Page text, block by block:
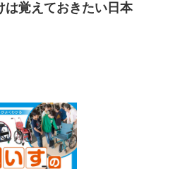
は覚えておきたい日本